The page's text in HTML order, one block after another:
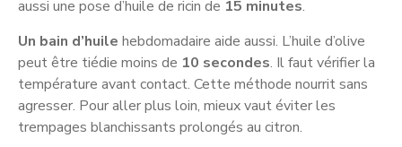
aussi une pose d’huile de ricin de 15 minutes.
Un bain d’huile hebdomadaire aide aussi. L’huile d’olive
peut être tiédie moins de 10 secondes. Il faut vérifier la
température avant contact. Cette méthode nourrit sans
agresser. Pour aller plus loin, mieux vaut éviter les
trempages blanchissants prolongés au citron.